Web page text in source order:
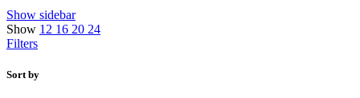
Show sidebar
Show 12 16 20 24
Filters
Sort by